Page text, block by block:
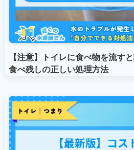
【注意】トイレに食べ物を流す
食べ残しの正しい処理方法